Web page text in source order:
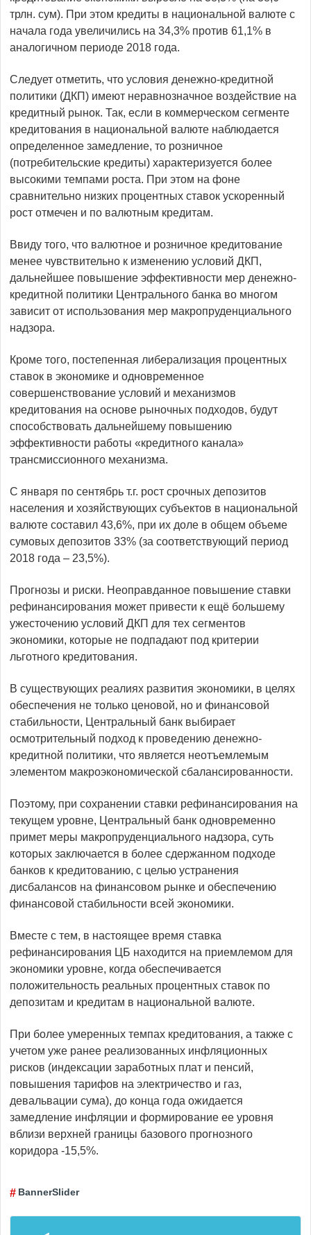
трлн. сум). При этом кредиты в национальной валюте с
начала года увеличились на 34,3% против 61,1% в
аналогичном периоде 2018 года.
Следует отметить, что условия денежно-кредитной
политики (ДКП) имеют неравнозначное воздействие на
кредитный рынок. Так, если в коммерческом сегменте
кредитования в национальной валюте наблюдается
определенное замедление, то розничное
(потребительские кредиты) характеризуется более
высокими темпами роста. При этом на фоне
сравнительно низких процентных ставок ускоренный
рост отмечен и по валютным кредитам.
Ввиду того, что валютное и розничное кредитование
менее чувствительно к изменению условий ДКП,
дальнейшее повышение эффективности мер денежно-
кредитной политики Центрального банка во многом
зависит от использования мер макропруденциального
надзора.
Кроме того, постепенная либерализация процентных
ставок в экономике и одновременное
совершенствование условий и механизмов
кредитования на основе рыночных подходов, будут
способствовать дальнейшему повышению
эффективности работы «кредитного канала»
трансмиссионного механизма.
С января по сентябрь т.г. рост срочных депозитов
населения и хозяйствующих субъектов в национальной
валюте составил 43,6%, при их доле в общем объеме
сумовых депозитов 33% (за соответствующий период
2018 года – 23,5%).
Прогнозы и риски. Неоправданное повышение ставки
рефинансирования может привести к ещё большему
ужесточению условий ДКП для тех сегментов
экономики, которые не подпадают под критерии
льготного кредитования.
В существующих реалиях развития экономики, в целях
обеспечения не только ценовой, но и финансовой
стабильности, Центральный банк выбирает
осмотрительный подход к проведению денежно-
кредитной политики, что является неотъемлемым
элементом макроэкономической сбалансированности.
Поэтому, при сохранении ставки рефинансирования на
текущем уровне, Центральный банк одновременно
примет меры макропруденциального надзора, суть
которых заключается в более сдержанном подходе
банков к кредитованию, с целью устранения
дисбалансов на финансовом рынке и обеспечению
финансовой стабильности всей экономики.
Вместе с тем, в настоящее время ставка
рефинансирования ЦБ находится на приемлемом для
экономики уровне, когда обеспечивается
положительность реальных процентных ставок по
депозитам и кредитам в национальной валюте.
При более умеренных темпах кредитования, а также с
учетом уже ранее реализованных инфляционных
рисков (индексации заработных плат и пенсий,
повышения тарифов на электричество и газ,
девальвации сума), до конца года ожидается
замедление инфляции и формирование ее уровня
вблизи верхней границы базового прогнозного
коридора ­-15,5%.
BannerSlider